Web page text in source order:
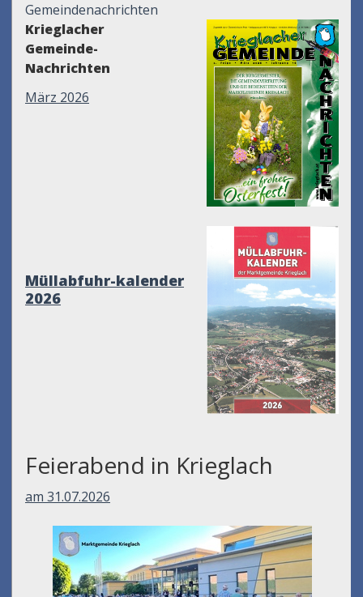
Gemeindenachrichten
Krieglacher
Gemeinde-
Nachrichten
März 2026
Müllabfuhr-kalender
2026
Feierabend in Krieglach
am 31.07.2026